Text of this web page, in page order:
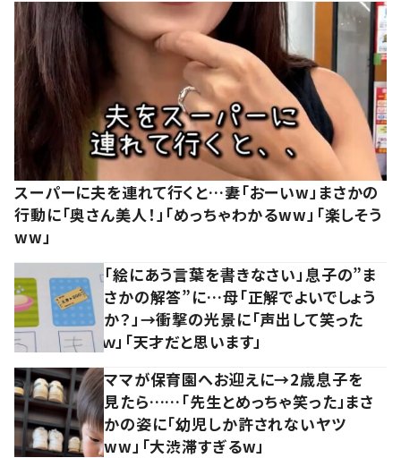
スーパーに夫を連れて行くと…妻「おーいw」まさかの
行動に「奥さん美人！」「めっちゃわかるww」「楽しそう
ww」
「絵にあう言葉を書きなさい」息子の”ま
さかの解答”に…母「正解でよいでしょう
か？」→衝撃の光景に「声出して笑った
ｗ」「天才だと思います」
ママが保育園へお迎えに→2歳息子を
見たら……「先生とめっちゃ笑った」まさ
かの姿に「幼児しか許されないヤツ
ww」「大渋滞すぎるw」